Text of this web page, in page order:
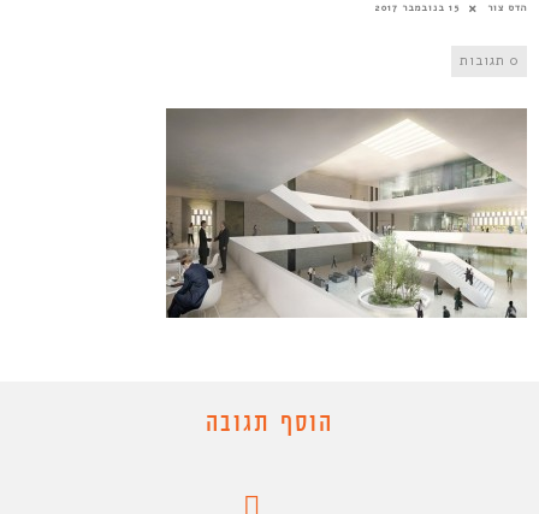
הדס צור 15 בנובמבר 2017
0 תגובות
הוסף תגובה